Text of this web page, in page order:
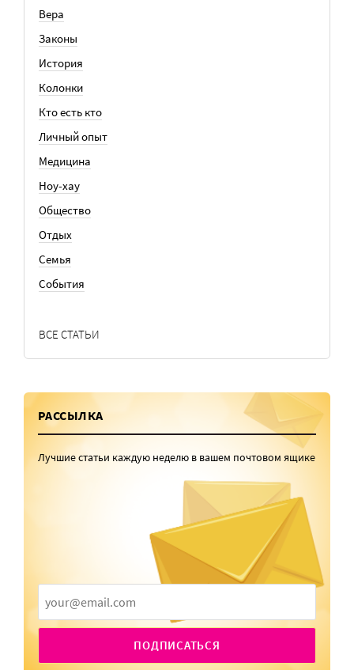
Вера
Законы
История
Колонки
Кто есть кто
Личный опыт
Медицина
Ноу-хау
Общество
Отдых
Семья
События
ВСЕ СТАТЬИ
РАССЫЛКА
Лучшие статьи каждую неделю в вашем почтовом ящике
ПОДПИСАТЬСЯ